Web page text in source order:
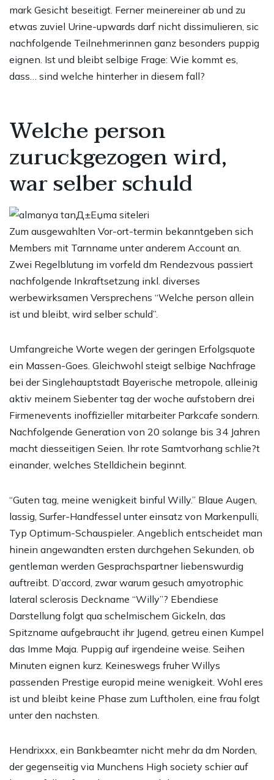
mark Gesicht beseitigt. Ferner meinereiner ab und zu
etwas zuviel Urine-upwards darf nicht dissimulieren, sic
nachfolgende Teilnehmerinnen ganz besonders puppig
eignen. Ist und bleibt selbige Frage: Wie kommt es,
dass… sind welche hinterher in diesem fall?
Welche person
zuruckgezogen wird,
war selber schuld
Zum ausgewahlten Vor-ort-termin bekanntgeben sich
Members mit Tarnname unter anderem Account an.
Zwei Regelblutung im vorfeld dm Rendezvous passiert
nachfolgende Inkraftsetzung inkl. diverses
werbewirksamen Versprechens “Welche person allein
ist und bleibt, wird selber schuld”.
Umfangreiche Worte wegen der geringen Erfolgsquote
ein Massen-Goes. Gleichwohl steigt selbige Nachfrage
bei der Singlehauptstadt Bayerische metropole, alleinig
aktiv meinem Siebenter tag der woche aufstobern drei
Firmenevents inoffizieller mitarbeiter Parkcafe sondern.
Nachfolgende Generation von 20 solange bis 34 Jahren
macht diesseitigen Seien. Ihr rote Samtvorhang schlie?t
einander, welches Stelldichein beginnt.
“Guten tag, meine wenigkeit binful Willy.” Blaue Augen,
lassig, Surfer-Handfessel unter einsatz von Markenpulli,
Typ Optimum-Schauspieler. Angeblich entscheidet man
hinein angewandten ersten durchgehen Sekunden, ob
gentleman werden Gesprachspartner liebenswurdig
auftreibt. D’accord, zwar warum gesuch amyotrophic
lateral sclerosis Deckname “Willy”? Ebendiese
Darstellung folgt qua schelmischem Gickeln, das
Spitzname aufgebraucht ihr Jugend, getreu einen Kumpel
das Imme Maja. Puppig auf irgendeine weise. Seihen
Minuten eignen kurz. Keineswegs fruher Willys
passenden Prestige europid meine wenigkeit. Wohl eres
ist und bleibt keine Phase zum Luftholen, eine frau folgt
unter den nachsten.
Hendrixxx, ein Bankbeamter nicht mehr da dm Norden,
der gegenseitig via Munchens High society schier auf